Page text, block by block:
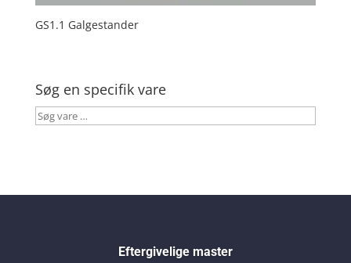
GS1.1 Galgestander
Søg en specifik vare
Søg
Eftergivelige master